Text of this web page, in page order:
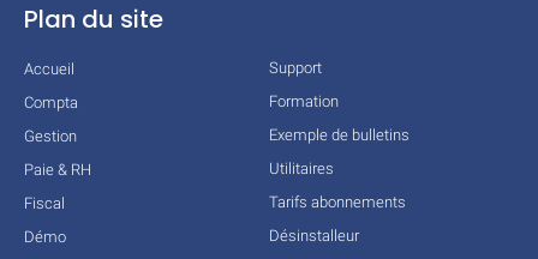
Plan du site
Accueil
Compta
Gestion
Paie & RH
Fiscal
Démo
Support
Formation
Exemple de bulletins
Utilitaires
Tarifs abonnements
Désinstalleur